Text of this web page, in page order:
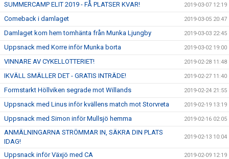
SUMMERCAMP ELIT 2019 - FÅ PLATSER KVAR! 2019-03-07 12:19
Comeback i damlaget 2019-03-05 20:47
Damlaget kom hem tomhänta från Munka Ljungby 2019-03-03 22:45
Uppsnack med Korre inför Munka borta 2019-03-02 19:00
VINNARE AV CYKELLOTTERIET! 2019-02-28 11:48
IKVÄLL SMÄLLER DET - GRATIS INTRÄDE! 2019-02-27 11:40
Formstarkt Höllviken segrade mot Willands 2019-02-24 21:55
Uppsnack med Linus inför kvällens match mot Storvreta 2019-02-19 13:19
Uppsnack med Simon inför Mullsjö hemma 2019-02-16 02:05
ANMÄLNINGARNA STRÖMMAR IN, SÄKRA DIN PLATS
IDAG!
2019-02-13 10:04
Uppsnack inför Växjö med CA 2019-02-09 12:19